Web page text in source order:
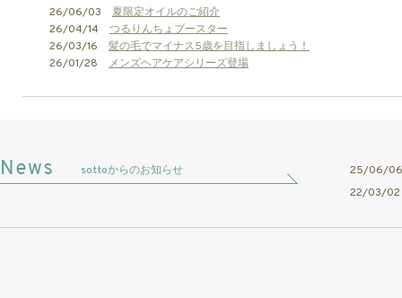
26/06/03 夏限定オイルのご紹介
26/04/14 つるりんちょブースター
26/03/16 髪の毛でマイナス5歳を目指しましょう！
26/01/28 メンズヘアケアシリーズ登場
sottoからのお知らせ
25/06/
22/03/